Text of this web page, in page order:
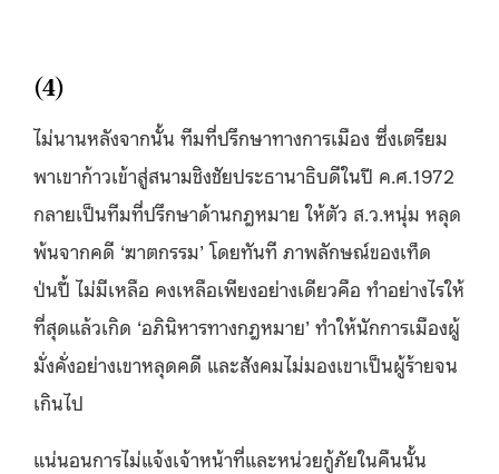
(4)
ไม่นานหลังจากนั้น ทีมที่ปรึกษาทางการเมือง ซึ่งเตรียม
พาเขาก้าวเข้าสู่สนามชิงชัยประธานาธิบดีในปี ค.ศ.1972
กลายเป็นทีมที่ปรึกษาด้านกฎหมาย ให้ตัว ส.ว.หนุ่ม หลุด
พ้นจากคดี ‘ฆาตกรรม’ โดยทันที ภาพลักษณ์ของเท็ด
ป่นปี้ ไม่มีเหลือ คงเหลือเพียงอย่างเดียวคือ ทำอย่างไรให้
ที่สุดแล้วเกิด ‘อภินิหารทางกฎหมาย’ ทำให้นักการเมืองผู้
มั่งคั่งอย่างเขาหลุดคดี และสังคมไม่มองเขาเป็นผู้ร้ายจน
เกินไป
แน่นอนการไม่แจ้งเจ้าหน้าที่และหน่วยกู้ภัยในคืนนั้น